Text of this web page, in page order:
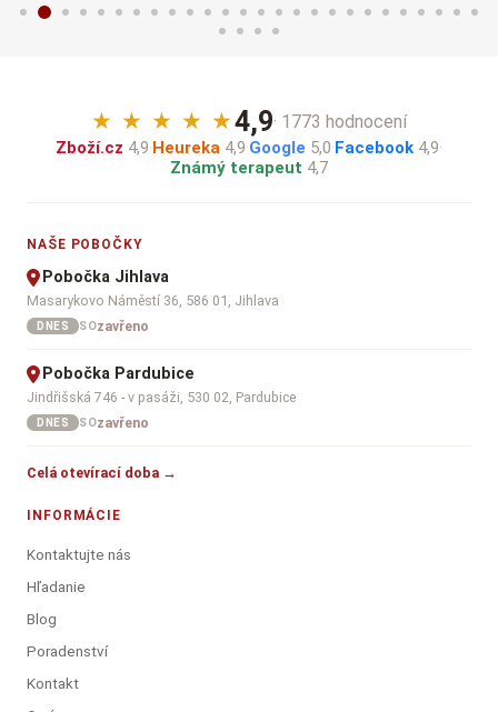
★ ★ ★ ★ ★4,9· 1773 hodnocení
Zboží.cz 4,9·Heureka 4,9·Google 5,0·Facebook 4,9·
Známý terapeut 4,7
NAŠE POBOČKY
Pobočka Jihlava
Masarykovo Náměstí 36, 586 01, Jihlava
DNES SOzavřeno
Pobočka Pardubice
Jindřišská 746 - v pasáži, 530 02, Pardubice
DNES SOzavřeno
Celá otevírací doba →
INFORMÁCIE
Kontaktujte nás
Hľadanie
Blog
Poradenství
Kontakt